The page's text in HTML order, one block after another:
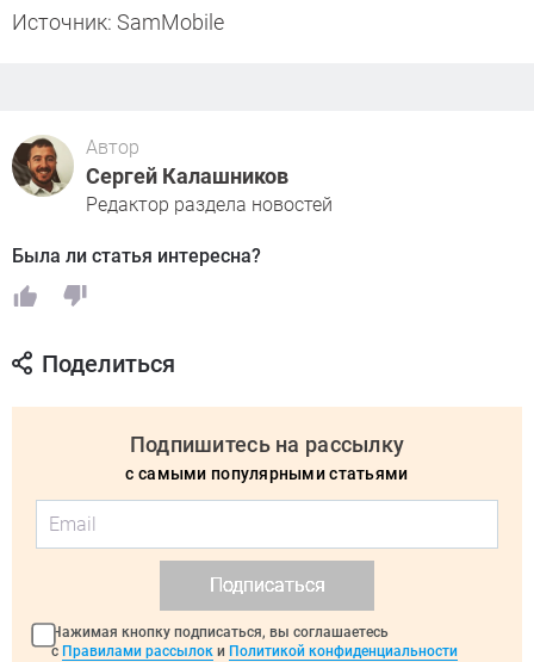
Источник: SamMobile
Автор
Сергей Калашников
Редактор раздела новостей
Была ли статья интересна?
Поделиться
Подпишитесь на рассылку
с самыми популярными статьями
Подписаться
Нажимая кнопку подписаться, вы соглашаетесь
с Правилами рассылок и Политикой конфиденциальности